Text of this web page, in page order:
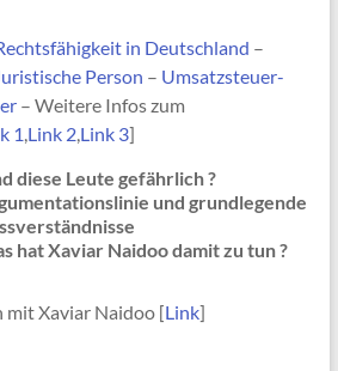
in Deutschland –
Person – Umsatzsteuer-
– Weitere Infos zum
1,Link 2,Link 3]
diese Leute gefährlich ?
und grundlegende
hat Xaviar Naidoo damit zu tun ?
mit Xaviar Naidoo [Link]